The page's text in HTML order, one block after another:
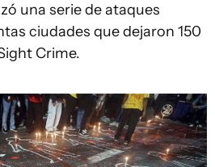
una serie de ataques
ciudades que dejaron 150
Crime.